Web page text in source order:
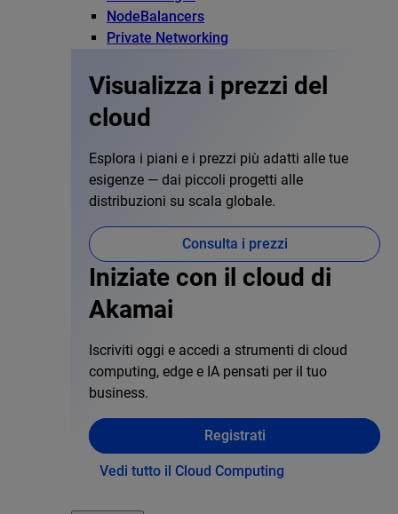
NodeBalancers
Private Networking
Visualizza i prezzi del
cloud
Esplora i piani e i prezzi più adatti alle tue
esigenze — dai piccoli progetti alle
distribuzioni su scala globale.
Consulta i prezzi
Iniziate con il cloud di
Akamai
Iscriviti oggi e accedi a strumenti di cloud
computing, edge e IA pensati per il tuo
business.
Registrati
Vedi tutto il Cloud Computing